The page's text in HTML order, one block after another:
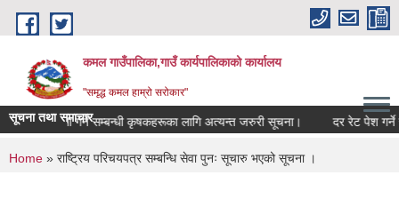
Skip to main content
कमल गाउँपालिका,गाउँ कार्यपालिकाको कार्यालय
"समृद्ध कमल हाम्रो सरोकार"
सूचना तथा समाचार
बाली बीमा गर्ने सम्बन्धी कृषकहरूका लागि अत्यन्त जरुरी सूचना। दर रेट पेश गर्ने
You are here
Home » राष्ट्रिय परिचयपत्र सम्बन्धि सेवा पुनः सूचारु भएको सूचना ।